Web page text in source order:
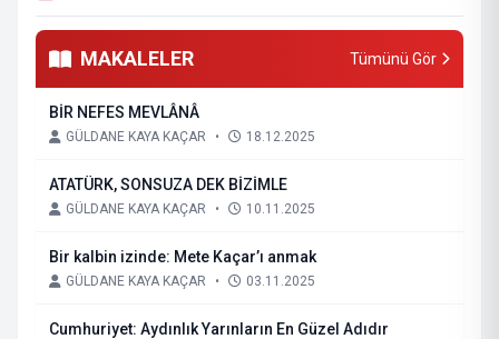
MAKALELER Tümünü Gör
BİR NEFES MEVLÂNÂ
GÜLDANE KAYA KAÇAR • 18.12.2025
ATATÜRK, SONSUZA DEK BİZİMLE
GÜLDANE KAYA KAÇAR • 10.11.2025
Bir kalbin izinde: Mete Kaçar’ı anmak
GÜLDANE KAYA KAÇAR • 03.11.2025
Cumhuriyet: Aydınlık Yarınların En Güzel Adıdır